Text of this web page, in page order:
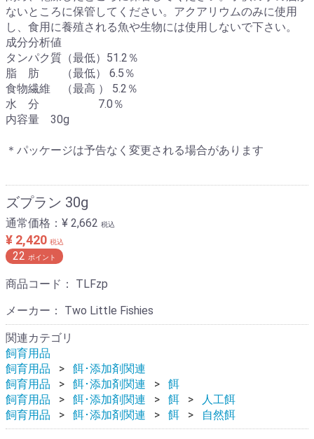
ないところに保管してください。アクアリウムのみに使用
し、食用に養殖される魚や生物には使用しないで下さい。
成分分析値
タンパク質（最低）51.2％
脂 肪 （最低） 6.5％
食物繊維 （最高 ） 5.2％
水 分 7.0％
内容量 30g
＊パッケージは予告なく変更される場合があります
ズプラン 30g
通常価格： ¥ 2,662 税込
¥ 2,420 税込
22 ポイント
商品コード： TLFzp
メーカー： Two Little Fishies
関連カテゴリ
飼育用品
飼育用品
餌･添加剤関連
飼育用品
餌･添加剤関連
餌
飼育用品
餌･添加剤関連 餌
人工餌
飼育用品
餌･添加剤関連 餌 自然餌